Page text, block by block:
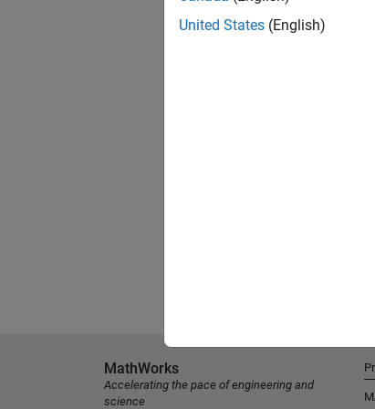
United States (English)
MathWorks
Accelerating the pace of engineering and
science